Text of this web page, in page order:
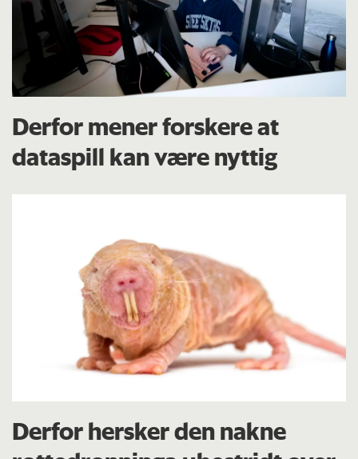
Derfor mener forskere at
dataspill kan være nyttig
Derfor hersker den nakne